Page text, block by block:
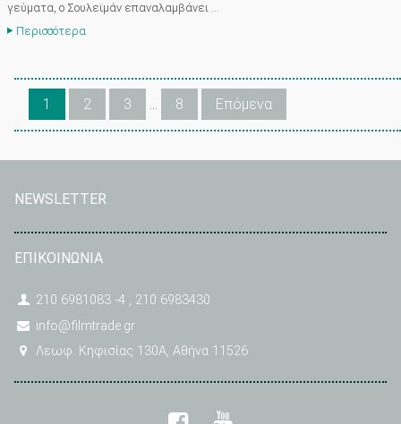
γεύματα, ο Σουλεϊμάν επαναλαμβάνει ...
Περισσότερα
1 2 3 … 8 Επόμενα
NEWSLETTER
ΕΠΙΚΟΙΝΩΝΙΑ
210 6981083 -4 , 210 6983430
info@filmtrade.gr
Λεωφ. Κηφισίας 130A, Αθήνα 11526